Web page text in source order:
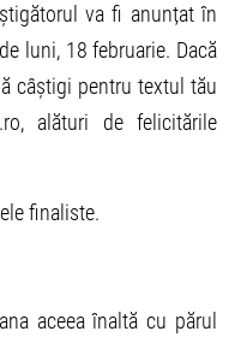
va fi anunțat în
luni, 18 februarie. Dacă
câștigi pentru textul tău
alături de felicitările
finaliste.
aceea înaltă cu părul